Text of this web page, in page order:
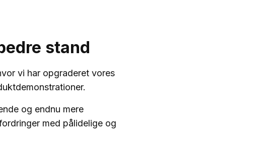
stand
vi har opgraderet vores
og endnu mere
med pålidelige og